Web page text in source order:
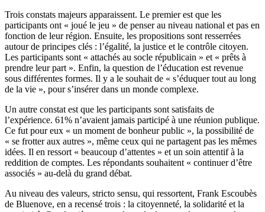
Trois constats majeurs apparaissent. Le premier est que les
participants ont « joué le jeu » de penser au niveau national et pas en
fonction de leur région. Ensuite, les propositions sont resserrées
autour de principes clés : l’égalité, la justice et le contrôle citoyen.
Les participants sont « attachés au socle républicain » et « prêts à
prendre leur part ». Enfin, la question de l’éducation est revenue
sous différentes formes. Il y a le souhait de « s’éduquer tout au long
de la vie », pour s’insérer dans un monde complexe.
Un autre constat est que les participants sont satisfaits de
l’expérience. 61% n’avaient jamais participé à une réunion publique.
Ce fut pour eux « un moment de bonheur public », la possibilité de
« se frotter aux autres », même ceux qui ne partagent pas les mêmes
idées. Il en ressort « beaucoup d’attentes » et un soin attentif à la
reddition de comptes. Les répondants souhaitent « continuer d’être
associés » au-delà du grand débat.
Au niveau des valeurs, stricto sensu, qui ressortent, Frank Escoubès
de Bluenove, en a recensé trois : la citoyenneté, la solidarité et la